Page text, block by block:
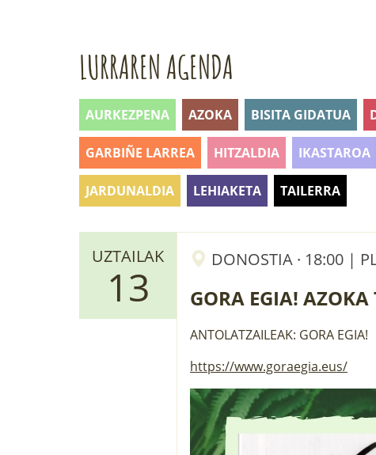
LURRAREN AGENDA
AURKEZPENA AZOKA BISITA GIDATUA
GARBIÑE LARREA HITZALDIA IKASTAROA
JARDUNALDIA LEHIAKETA TAILERRA
UZTAILAK
13
DONOSTIA · 18:00 |
GORA EGIA!
ANTOLATZAILEAK: GORA EGIA!
https://www.goraegia.eus/